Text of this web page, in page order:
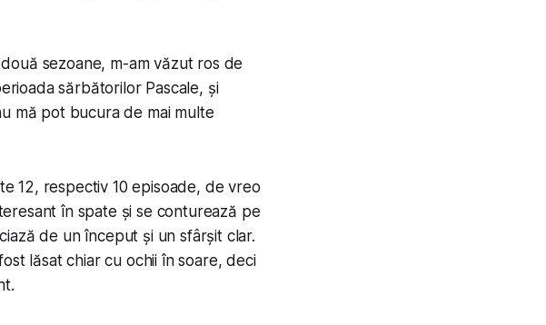
sezoane, m-am văzut ros de
sărbătorilor Pascale, și
mă pot bucura de mai multe
12, respectiv 10 episoade, de vreo
în spate și se conturează pe
de un început și un sfârșit clar.
lăsat chiar cu ochii în soare, deci